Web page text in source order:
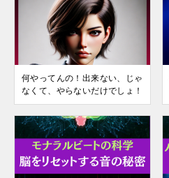
何やってんの！出来ない、じゃ
なくて、やらないだけでしょ！